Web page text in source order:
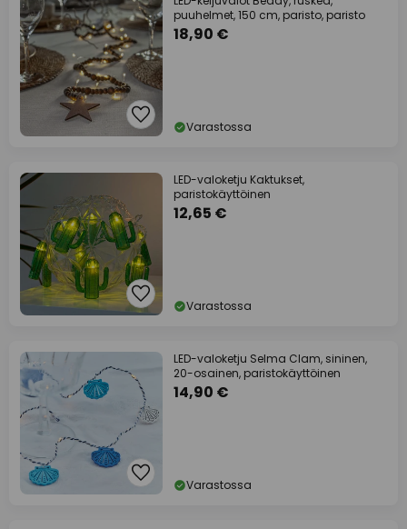
puuhelmet, 150 cm, paristo, paristo
18,90 €
Varastossa
LED-valoketju Kaktukset,
paristokäyttöinen
12,65 €
Varastossa
LED-valoketju Selma Clam, sininen,
20-osainen, paristokäyttöinen
14,90 €
Varastossa